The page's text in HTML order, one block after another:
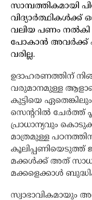
സാമ്പത്തികമായി
വിദ്യാർത്ഥികൾക്ക്
വലിയ പണം നൽകി
പോകാൻ അവർക്ക്
വരില്ല.
ഉദാഹരണത്തിന്
വരുമാനമുള്ള
കുട്ടിയെ
സെൻ്ററിൽ ചേർത്ത്
പ്രാധാന്യവും
മാത്രമുള്ള
കൂലിപ്പണിയെടുത്ത്
മക്കൾക്ക് അത്
മക്കളെക്കാൾ
സ്വാഭാവികമായും